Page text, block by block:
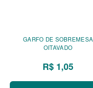
GARFO DE SOBREMESA
OITAVADO
R$ 1,05